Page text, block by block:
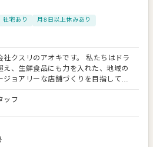
社宅あり
月8日以上休みあり
社クスリのアオキです。 私たちはドラ
え、生鮮食品にも力を入れた、地域の
ジョアリーな店舗づくりを目指してい
強化して成長中のため、新しく調理・
て活躍してくれる仲間を募集中で
業はほぼありませんので、無理なく楽
ネタ乗せの軽作業、魚の切り身や刺
ッフ